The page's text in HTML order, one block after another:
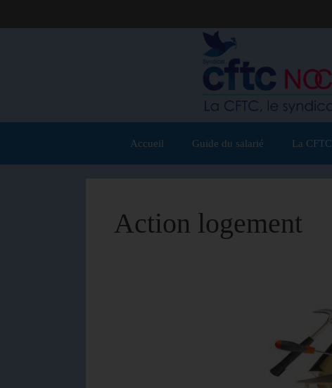
Accueil Guide du salarié La CFTC
Action logement